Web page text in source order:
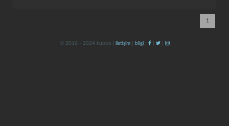
aldılar, götürdüler.
1
© 2016 - 2024 kulzos | iletişim| bilgi| | |